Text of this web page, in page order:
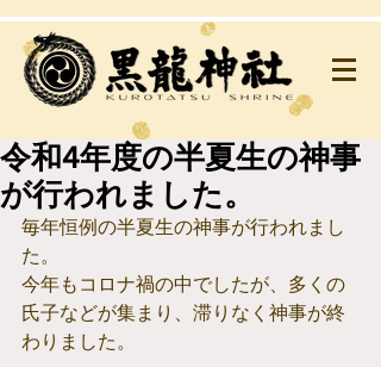
令和4年度の半夏生の神事
が行われました。
毎年恒例の半夏生の神事が行われまし
た。
今年もコロナ禍の中でしたが、多くの
氏子などが集まり、滞りなく神事が終
わりました。